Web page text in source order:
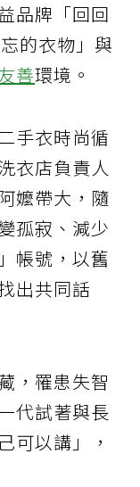
品牌「回回
的衣物」與
善環境。
手衣時尚循
衣店負責人
嬤帶大，隨
孤寂、減少
帳號，以舊
出共同話
，罹患失智
代試著與長
可以講」，